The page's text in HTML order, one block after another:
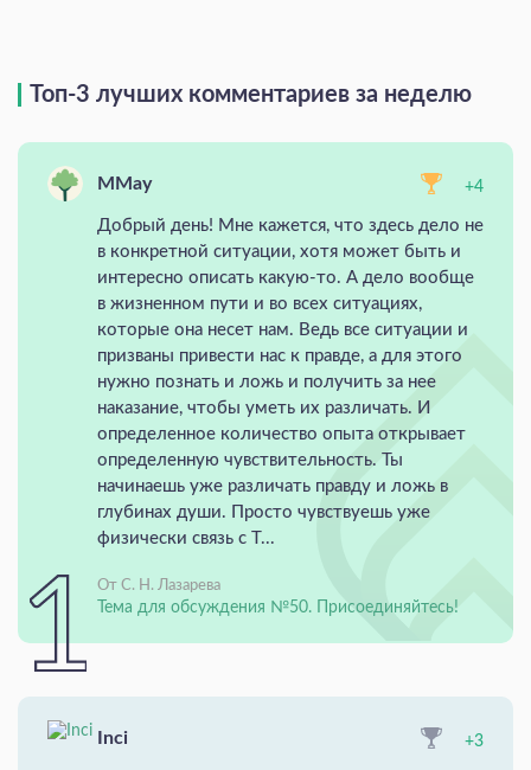
Топ-3 лучших комментариев за неделю
MMay +4
Добрый день! Мне кажется, что здесь дело не
в конкретной ситуации, хотя может быть и
интересно описать какую-то. А дело вообще
в жизненном пути и во всех ситуациях,
которые она несет нам. Ведь все ситуации и
призваны привести нас к правде, а для этого
нужно познать и ложь и получить за нее
наказание, чтобы уметь их различать. И
определенное количество опыта открывает
определенную чувствительность. Ты
начинаешь уже различать правду и ложь в
глубинах души. Просто чувствуешь уже
физически связь с Т...
От С. Н. Лазарева
Тема для обсуждения №50. Присоединяйтесь!
Inci +3